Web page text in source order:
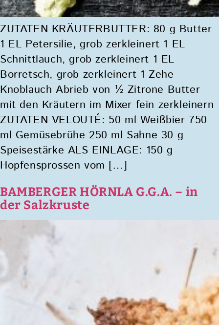
ZUTATEN KRÄUTERBUTTER: 80 g Butter
1 EL Petersilie, grob zerkleinert 1 EL
Schnittlauch, grob zerkleinert 1 EL
Borretsch, grob zerkleinert 1 Zehe
Knoblauch Abrieb von ½ Zitrone Butter
mit den Kräutern im Mixer fein zerkleinern
ZUTATEN VELOUTÉ: 50 ml Weißbier 750
ml Gemüsebrühe 250 ml Sahne 30 g
Speisestärke ALS EINLAGE: 150 g
Hopfensprossen vom […]
BAMBERGER HÖRNLA G.G.A. – in
der Salzkruste